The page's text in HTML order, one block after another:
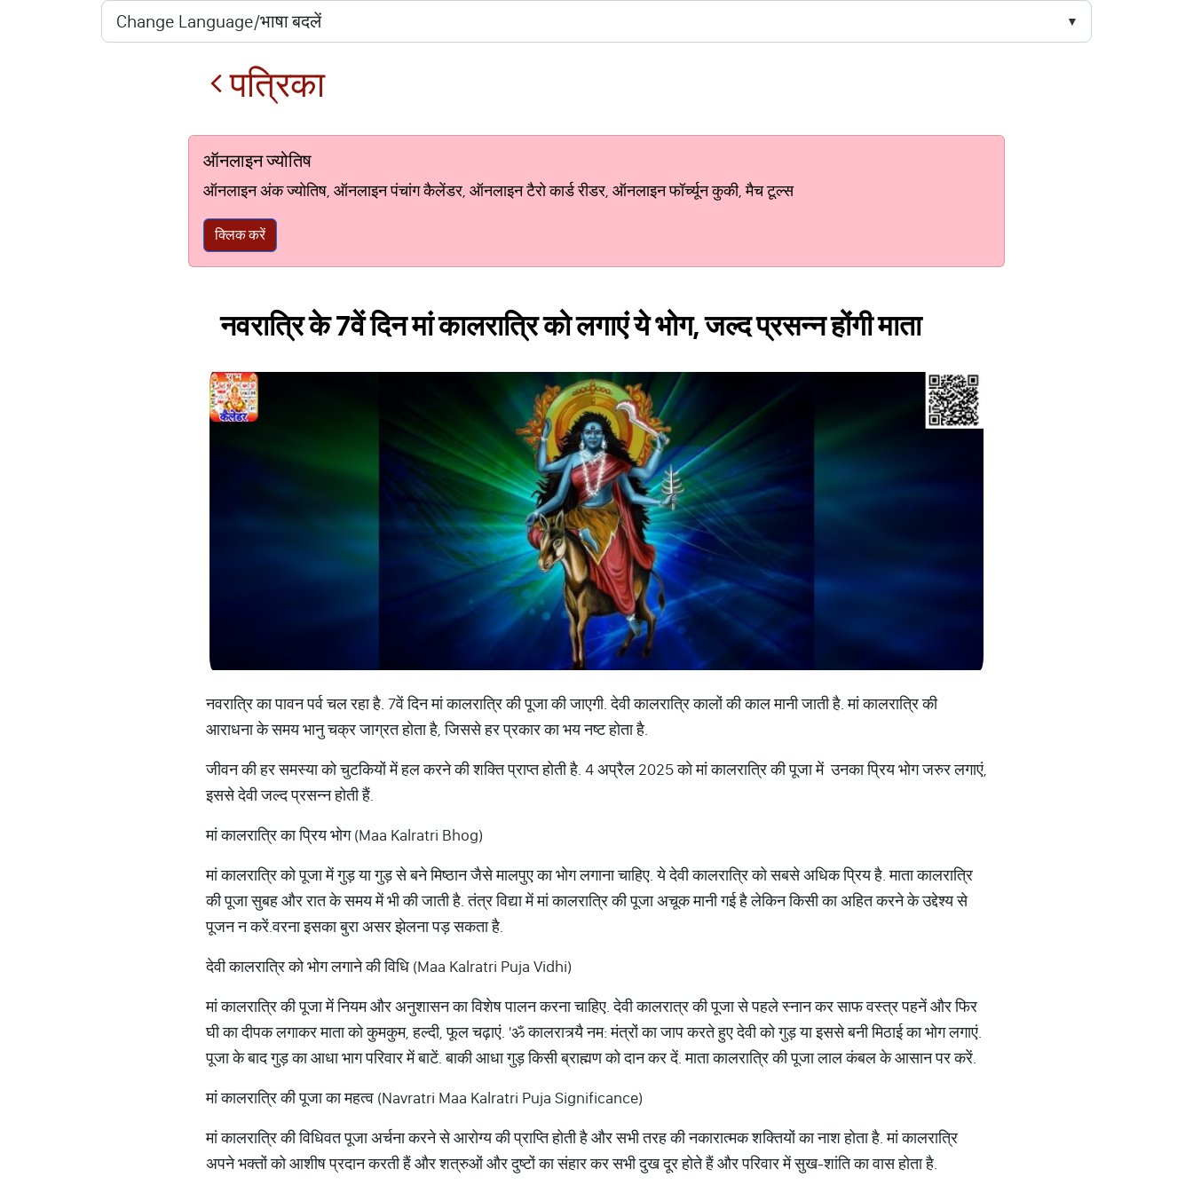
पत्रिका
ऑनलाइन ज्योतिष
ऑनलाइन अंक ज्योतिष, ऑनलाइन पंचांग कैलेंडर, ऑनलाइन टैरो कार्ड रीडर, ऑनलाइन फॉर्च्यून कुकी, मैच टूल्स
क्लिक करें
नवरात्रि के 7वें दिन मां कालरात्रि को लगाएं ये भोग, जल्द प्रसन्न होंगी माता
नवरात्रि का पावन पर्व चल रहा है. 7वें दिन मां कालरात्रि की पूजा की जाएगी. देवी कालरात्रि कालों की काल मानी जाती है. मां कालरात्रि की
आराधना के समय भानु चक्र जाग्रत होता है, जिससे हर प्रकार का भय नष्ट होता है.
जीवन की हर समस्या को चुटकियों में हल करने की शक्ति प्राप्त होती है. 4 अप्रैल 2025 को मां कालरात्रि की पूजा में उनका प्रिय भोग जरुर लगाएं,
इससे देवी जल्द प्रसन्न होती हैं.
मां कालरात्रि का प्रिय भोग (Maa Kalratri Bhog)
मां कालरात्रि को पूजा में गुड़ या गुड़ से बने मिष्ठान जैसे मालपुए का भोग लगाना चाहिए. ये देवी कालरात्रि को सबसे अधिक प्रिय है. माता कालरात्रि
की पूजा सुबह और रात के समय में भी की जाती है. तंत्र विद्या में मां कालरात्रि की पूजा अचूक मानी गई है लेकिन किसी का अहित करने के उद्देश्य से
पूजन न करें.वरना इसका बुरा असर झेलना पड़ सकता है.
देवी कालरात्रि को भोग लगाने की विधि (Maa Kalratri Puja Vidhi)
मां कालरात्रि की पूजा में नियम और अनुशासन का विशेष पालन करना चाहिए. देवी कालरात्र की पूजा से पहले स्नान कर साफ वस्त्र पहनें और फिर
घी का दीपक लगाकर माता को कुमकुम, हल्दी, फूल चढ़ाएं. 'ॐ कालरात्र्यै नम: मंत्रों का जाप करते हुए देवी को गुड़ या इससे बनी मिठाई का भोग लगाएं.
पूजा के बाद गुड़ का आधा भाग परिवार में बाटें. बाकी आधा गुड़ किसी ब्राह्मण को दान कर दें. माता कालरात्रि की पूजा लाल कंबल के आसान पर करें.
मां कालरात्रि की पूजा का महत्व (Navratri Maa Kalratri Puja Significance)
मां कालरात्रि की विधिवत पूजा अर्चना करने से आरोग्य की प्राप्ति होती है और सभी तरह की नकारात्मक शक्तियों का नाश होता है. मां कालरात्रि
अपने भक्तों को आशीष प्रदान करती हैं और शत्रुओं और दुष्टों का संहार कर सभी दुख दूर होते हैं और परिवार में सुख-शांति का वास होता है.